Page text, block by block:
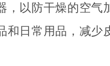
，以防干燥的空气
和日常用品，减少